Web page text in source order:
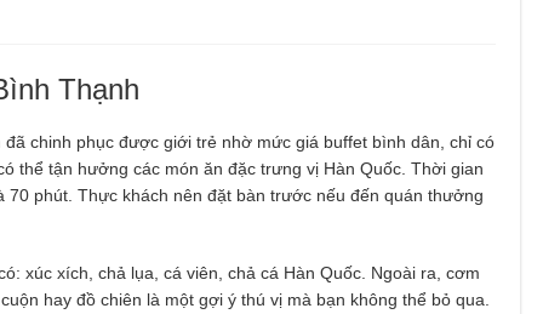
Thạnh
đã chinh phục được giới trẻ nhờ mức giá buffet bình dân, chỉ có
thể tận hưởng các món ăn đặc trưng vị Hàn Quốc. Thời gian
phút. Thực khách nên đặt bàn trước nếu đến quán thưởng
xúc xích, chả lụa, cá viên, chả cá Hàn Quốc. Ngoài ra, cơm
hay đồ chiên là một gợi ý thú vị mà bạn không thể bỏ qua.